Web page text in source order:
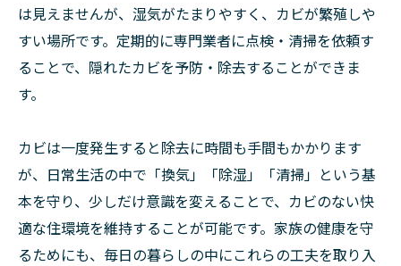
は見えませんが、湿気がたまりやすく、カビが繁殖しや
すい場所です。定期的に専門業者に点検・清掃を依頼す
ることで、隠れたカビを予防・除去することができま
す。
カビは一度発生すると除去に時間も手間もかかります
が、日常生活の中で「換気」「除湿」「清掃」という基
本を守り、少しだけ意識を変えることで、カビのない快
適な住環境を維持することが可能です。家族の健康を守
るためにも、毎日の暮らしの中にこれらの工夫を取り入